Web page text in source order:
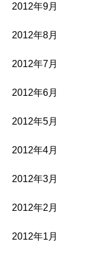
2012年9月
2012年8月
2012年7月
2012年6月
2012年5月
2012年4月
2012年3月
2012年2月
2012年1月